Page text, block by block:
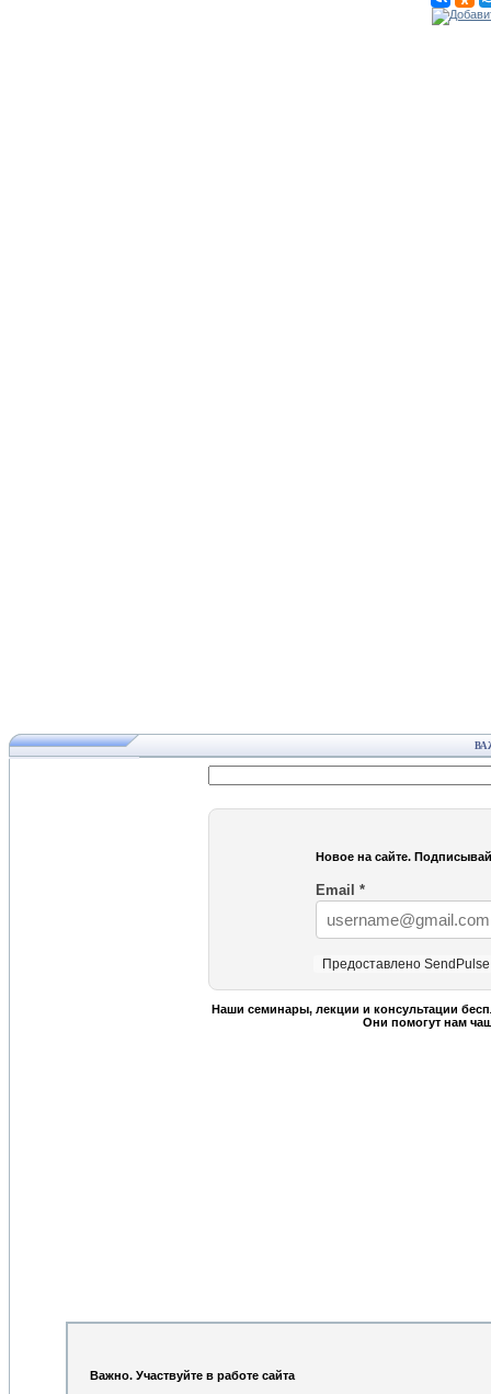
Новое на сайте.
Email *
Предоставлено SendPulse
Наши семинары, лекции и консультации
Они помогут нам
Важно. Участвуйте в работе сайта